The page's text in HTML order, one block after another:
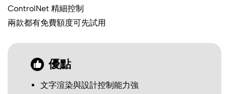
ControlNet 精細控制
兩款都有免費額度可先試用
優點
文字渲染與設計控制能力強